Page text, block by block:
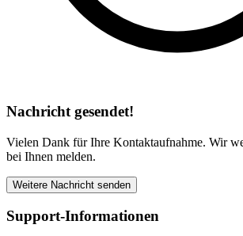
Nachricht gesendet!
Vielen Dank für Ihre Kontaktaufnahme. Wir
bei Ihnen melden.
Weitere Nachricht senden
Support-Informationen